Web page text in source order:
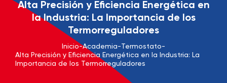
Alta Precisión y Eficiencia Energética en
la Industria: La Importancia de los
Termorreguladores
Inicio-Academia-Termostato-
Alta Precisión y Eficiencia Energética en la Industria: La
Importancia de los Termorreguladores